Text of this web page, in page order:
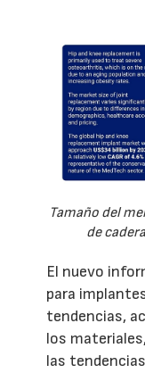
Tamaño del
de
El nuevo
para
tendencias,
los
las